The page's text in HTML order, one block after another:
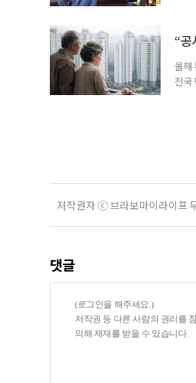
고
“공
올해
전국
저작권자 ⓒ 브라보마이라이프
댓글